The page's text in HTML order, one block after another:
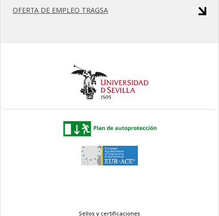
OFERTA DE EMPLEO TRAGSA
Sellos y certificaciones